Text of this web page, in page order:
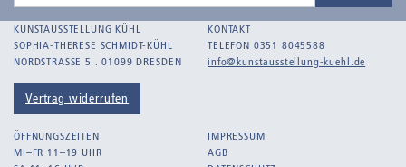
Bankroth, Ursula
Barth, Arthur Julius
Bartnig, Horst
Bartzsch, Paul Kurt
Becker, F.
KUNSTAUSSTELLUNG KÜHL
SOPHIA-THERESE SCHMIDT-KÜHL
NORDSTRASSE 5 . 01099 DRESDEN
Vertrag widerrufen
KONTAKT
TELEFON 0351 8045588
info@kunstausstellung-kuehl.de
ÖFFNUNGSZEITEN
MI–FR 11–19 UHR
IMPRESSUM
AGB